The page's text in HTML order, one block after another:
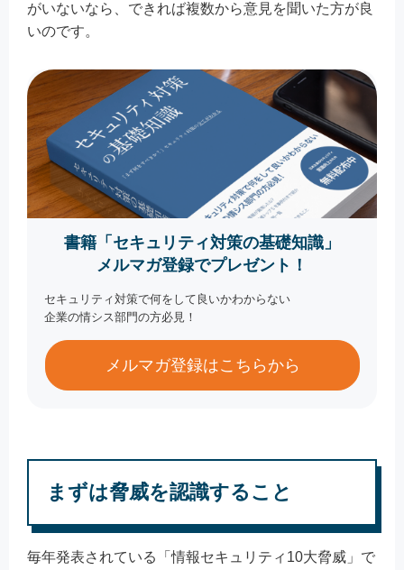
がいないなら、できれば複数から意見を聞いた方が良
いのです。
書籍「セキュリティ対策の基礎知識」
メルマガ登録でプレゼント！
セキュリティ対策で何をして良いかわからない
企業の情シス部門の方必見！
メルマガ登録はこちらから
まずは脅威を認識すること
毎年発表されている「情報セキュリティ10大脅威」で